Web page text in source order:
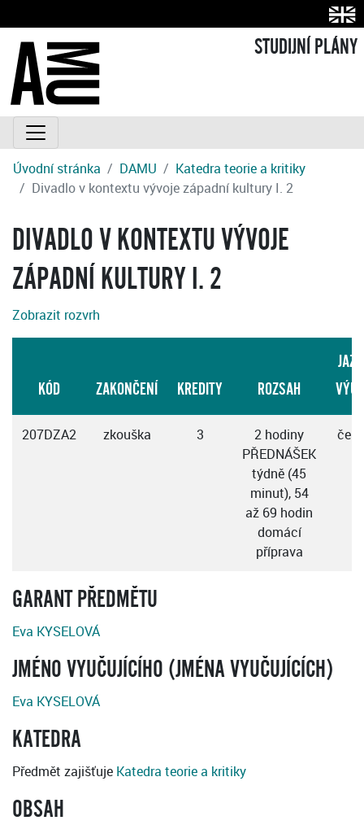
STUDIJNÍ PLÁNY
Úvodní stránka DAMU
Katedra teorie a kritiky
Divadlo v kontextu vývoje západní kultury I. 2
DIVADLO V KONTEXTU VÝVOJE
ZÁPADNÍ KULTURY I. 2
Zobrazit rozvrh
KÓD ZAKONČENÍ KREDITY ROZSAH
207DZA2 zkouška 3
2 hodiny
PŘEDNÁŠEK
týdně (45
minut), 54
až 69 hodin
domácí
příprava
GARANT PŘEDMĚTU
Eva KYSELOVÁ
JMÉNO VYUČUJÍCÍHO (JMÉNA VYUČUJÍCÍCH)
Eva KYSELOVÁ
KATEDRA
Předmět zajišťuje Katedra teorie a kritiky
OBSAH